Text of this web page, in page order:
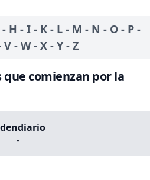
- H - I - K - L - M - N - O - P -
V - W- X - Y - Z
comienzan por la
-